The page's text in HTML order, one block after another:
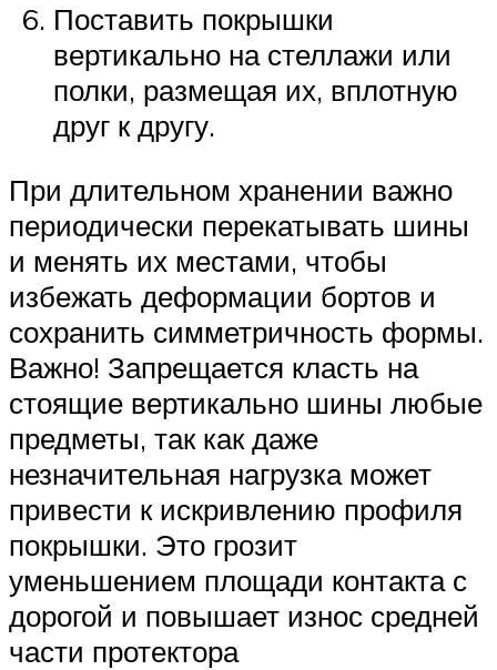
Поставить покрышки
вертикально на стеллажи или
полки, размещая их, вплотную
друг к другу.
При длительном хранении важно
периодически перекатывать шины
и менять их местами, чтобы
избежать деформации бортов и
сохранить симметричность формы.
Важно! Запрещается класть на
стоящие вертикально шины любые
предметы, так как даже
незначительная нагрузка может
привести к искривлению профиля
покрышки. Это грозит
уменьшением площади контакта с
дорогой и повышает износ средней
части протектора